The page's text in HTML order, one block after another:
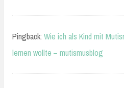
Pingback: Wie ich als Kind mit
lernen wollte – mutismusblog